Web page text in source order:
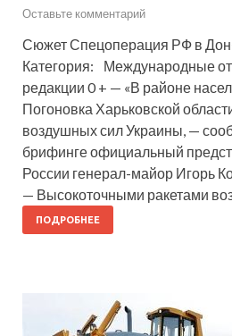
Оставьте комментарий
Сюжет Спецоперация РФ в
Категория: Международные
редакции 0 + — «В районе
Погоновка Харьковской
воздушных сил Украины, —
брифинге официальный
России генерал-майор Игорь
— Высокоточными ракетами
ПОДРОБНЕЕ